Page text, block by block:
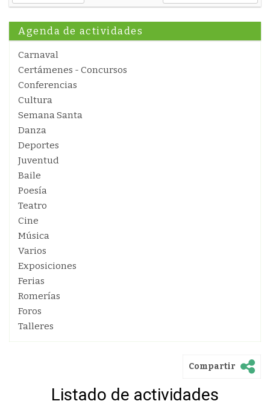
Agenda de actividades
Carnaval
Certámenes - Concursos
Conferencias
Cultura
Semana Santa
Danza
Deportes
Juventud
Baile
Poesía
Teatro
Cine
Música
Varios
Exposiciones
Ferias
Romerías
Foros
Talleres
Compartir
Listado de actividades